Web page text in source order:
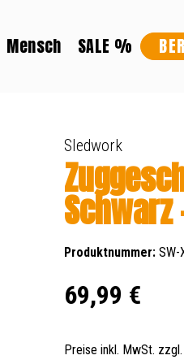
Mensch SALE %
Sledwork
Schwarz
Produktnummer:SW-
Regulärer Preis:
69,99 €
Preise inkl. MwSt.